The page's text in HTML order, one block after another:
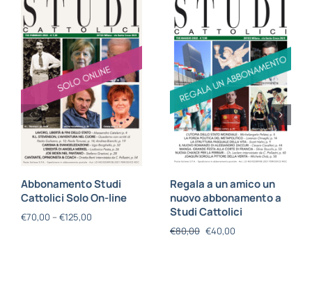
Abbonamento Studi
Cattolici Solo On-line
€70,00 – €125,00
Regala a un amico un
nuovo abbonamento a
Studi Cattolici
€80,00 €40,00